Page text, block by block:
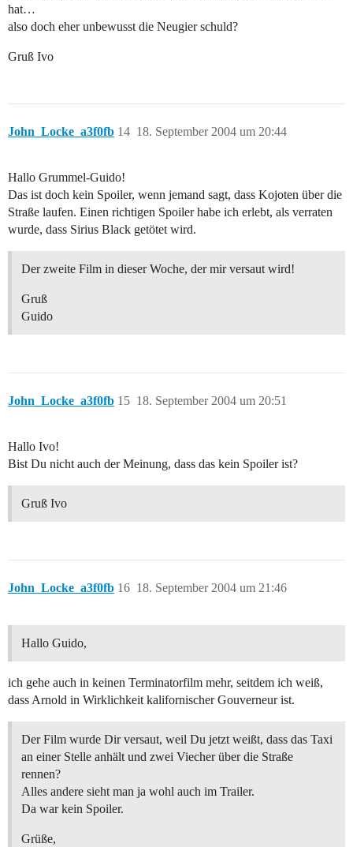
hat…
also doch eher unbewusst die Neugier schuld?
Gruß Ivo
John_Locke_a3f0fb 18. September 2004 um 20:44
14
Hallo Grummel-Guido!
Das ist doch kein Spoiler, wenn jemand sagt, dass Kojoten über die
Straße laufen. Einen richtigen Spoiler habe ich erlebt, als verraten
wurde, dass Sirius Black getötet wird.
Der zweite Film in dieser Woche, der mir versaut wird!
Gruß
Guido
John_Locke_a3f0fb 18. September 2004 um 20:51
15
Hallo Ivo!
Bist Du nicht auch der Meinung, dass das kein Spoiler ist?
Gruß Ivo
John_Locke_a3f0fb 18. September 2004 um 21:46
16
Hallo Guido,
ich gehe auch in keinen Terminatorfilm mehr, seitdem ich weiß,
dass Arnold in Wirklichkeit kalifornischer Gouverneur ist.
Der Film wurde Dir versaut, weil Du jetzt weißt, dass das Taxi
an einer Stelle anhält und zwei Viecher über die Straße
rennen?
Alles andere sieht man ja wohl auch im Trailer.
Da war kein Spoiler.
Grüße,